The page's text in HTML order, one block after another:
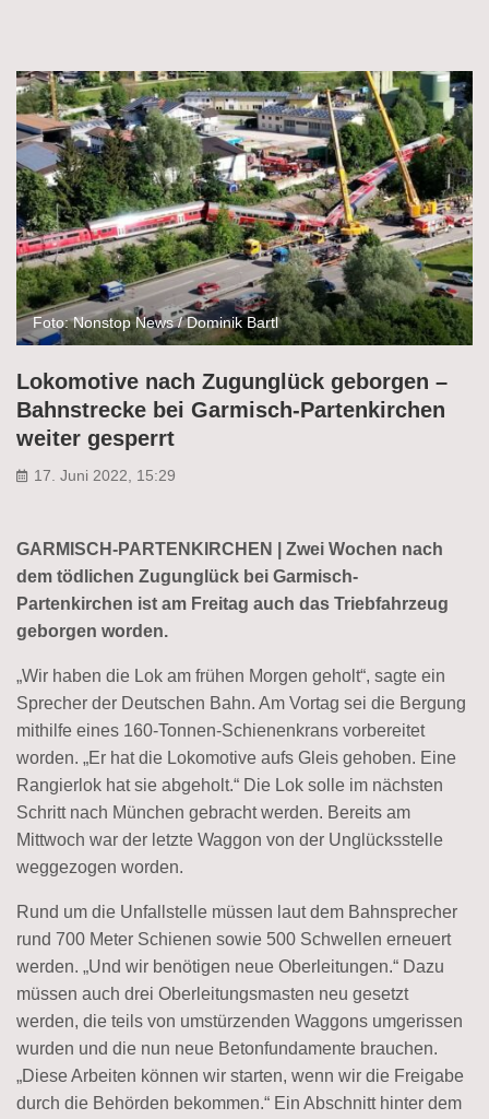
Foto: Nonstop News / Dominik Bartl
Lokomotive nach Zugunglück geborgen –
Bahnstrecke bei Garmisch-Partenkirchen
weiter gesperrt
17. Juni 2022, 15:29
GARMISCH-PARTENKIRCHEN | Zwei Wochen nach
dem tödlichen Zugunglück bei Garmisch-
Partenkirchen ist am Freitag auch das Triebfahrzeug
geborgen worden.
„Wir haben die Lok am frühen Morgen geholt“, sagte ein
Sprecher der Deutschen Bahn. Am Vortag sei die Bergung
mithilfe eines 160-Tonnen-Schienenkrans vorbereitet
worden. „Er hat die Lokomotive aufs Gleis gehoben. Eine
Rangierlok hat sie abgeholt.“ Die Lok solle im nächsten
Schritt nach München gebracht werden. Bereits am
Mittwoch war der letzte Waggon von der Unglücksstelle
weggezogen worden.
Rund um die Unfallstelle müssen laut dem Bahnsprecher
rund 700 Meter Schienen sowie 500 Schwellen erneuert
werden. „Und wir benötigen neue Oberleitungen.“ Dazu
müssen auch drei Oberleitungsmasten neu gesetzt
werden, die teils von umstürzenden Waggons umgerissen
wurden und die nun neue Betonfundamente brauchen.
„Diese Arbeiten können wir starten, wenn wir die Freigabe
durch die Behörden bekommen.“ Ein Abschnitt hinter dem